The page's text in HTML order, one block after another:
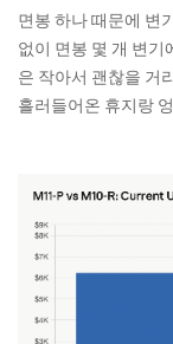
marketing. The
goal to avoid or
Morningstar's
practice. Meanwh...
면봉 하나 때문에 변
없이 면봉 몇 개 변기
은 작아서 괜찮을 거
흘러들어온 휴지랑
지나 다른 쓰레기들
예요. 처음엔 물이
더라고요. 뚫어뻥으
공한테 연락했더니
봉뿐만 아니라 이런